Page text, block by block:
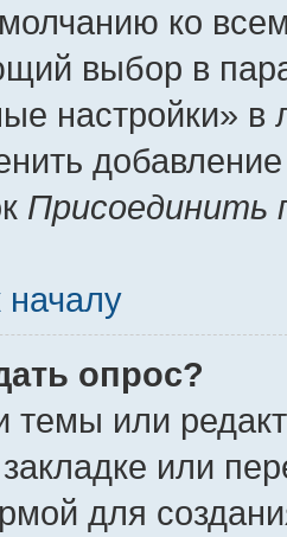
ко
выбор в
настройки»
Присоединить
началу
опрос?
темы или
или
для